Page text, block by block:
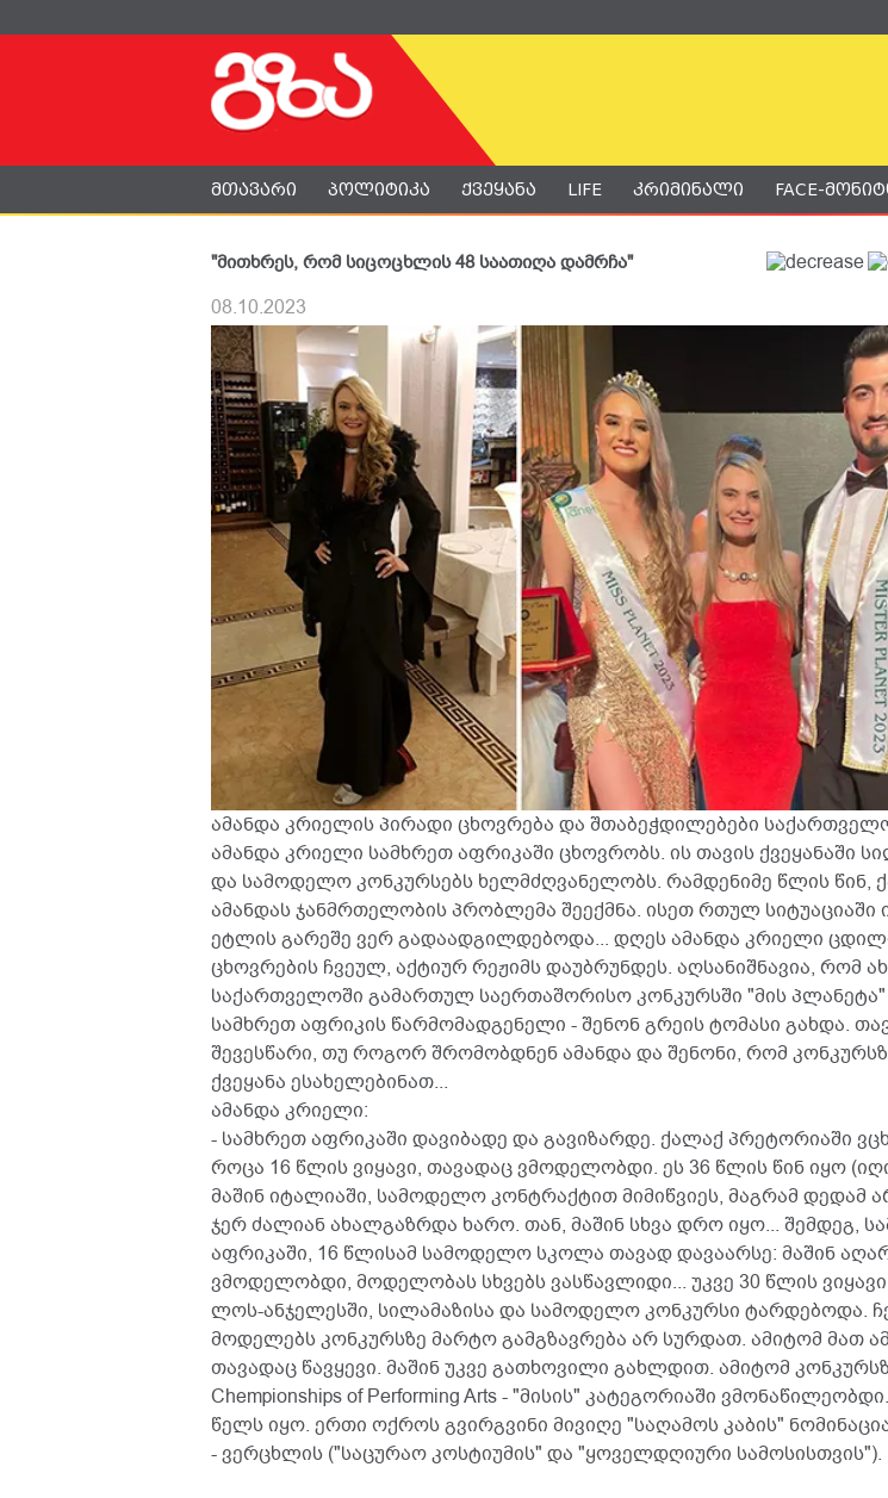
მთავარი პოლიტიკა ქვეყანა LIFE კრიმინალი FACE-
"მითხრეს, რომ სიცოცხლის 48 საათიღა დამრჩა"
08.10.2023
ამანდა კრიელის პირადი ცხოვრება და შთაბეჭდილებები
ამანდა კრიელი სამხრეთ აფრიკაში ცხოვრობს. ის თავის ქვეყანაში
და სამოდელო კონკურსებს ხელმძღვანელობს. რამდენიმე წლის წინ,
ამანდას ჯანმრთელობის პრობლემა შეექმნა. ისეთ რთულ სიტუაციაში
ეტლის გარეშე ვერ გადაადგილდებოდა... დღეს ამანდა კრიელი
ცხოვრების ჩვეულ, აქტიურ რეჟიმს დაუბრუნდეს. აღსანიშნავია, რომ
საქართველოში გამართულ საერთაშორისო კონკურსში "მის
სამხრეთ აფრიკის წარმომადგენელი - შენონ გრეის ტომასი გახდა.
შევესწარი, თუ როგორ შრომობდნენ ამანდა და შენონი, რომ
ქვეყანა ესახელებინათ...
ამანდა კრიელი:
- სამხრეთ აფრიკაში დავიბადე და გავიზარდე. ქალაქ პრეტორიაში
როცა 16 წლის ვიყავი, თავადაც ვმოდელობდი. ეს 36 წლის წინ იყო
მაშინ იტალიაში, სამოდელო კონტრაქტით მიმიწვიეს, მაგრამ დედამ
ჯერ ძალიან ახალგაზრდა ხარო. თან, მაშინ სხვა დრო იყო... შემდეგ,
აფრიკაში, 16 წლისამ სამოდელო სკოლა თავად დავაარსე: მაშინ
ვმოდელობდი, მოდელობას სხვებს ვასწავლიდი... უკვე 30 წლის
ლოს-ანჯელესში, სილამაზისა და სამოდელო კონკურსი ტარდებოდა.
მოდელებს კონკურსზე მარტო გამგზავრება არ სურდათ. ამიტომ მათ
თავადაც წავყევი. მაშინ უკვე გათხოვილი გახლდით. ამიტომ
Chempionships of Performing Arts - "მისის" კატეგორიაში
წელს იყო. ერთი ოქროს გვირგვინი მივიღე "საღამოს კაბის"
- ვერცხლის ("საცურაო კოსტიუმის" და "ყოველდღიური სამოსისთვის").